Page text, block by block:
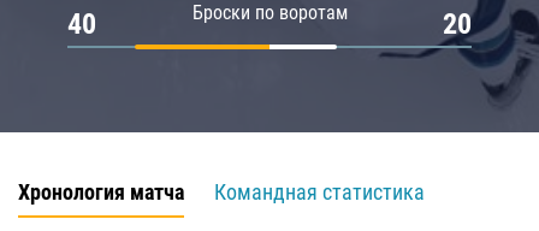
Броски по воротам
40 20
Хронология матча
Командная статистика